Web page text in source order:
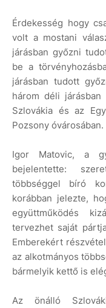
Érdekesség hogy
volt a mostani
járásban győzni
be a
járásban tudott
három déli
Szlovákia és az
Pozsony óvárosában.
Igor Matovic, a
bejelentette:
többséggel bíró
korábban jelezte,
együttműködés
tervezhet saját
Emberekért
az alkotmányos
bármelyik kettő is
Az önálló